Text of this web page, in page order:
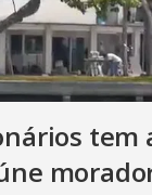
tem